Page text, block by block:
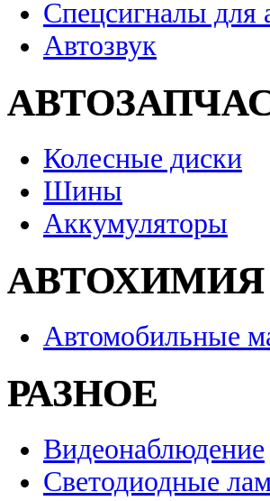
Спецсигналы для
Автозвук
Колесные диски
Шины
Аккумуляторы
АВТОХИМИЯ
Автомобильные
РАЗНОЕ
Видеонаблюдение
Светодиодные